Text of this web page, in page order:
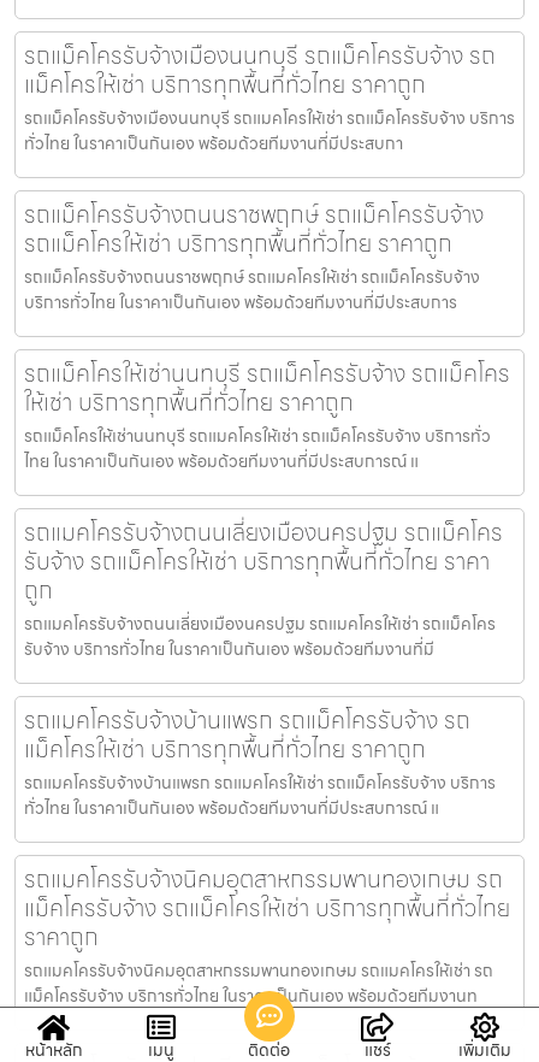
รถแม็คโครรับจ้างเมืองนนทบุรี รถแม็คโครรับจ้าง รถ
แม็คโครให้เช่า บริการทุกพื้นที่ทั่วไทย ราคาถูก
รถแม็คโครรับจ้างเมืองนนทบุรี รถแมคโครให้เช่า รถแม็คโครรับจ้าง บริการ
ทั่วไทย ในราคาเป็นกันเอง พร้อมด้วยทีมงานที่มีประสบกา
รถแม็คโครรับจ้างถนนราชพฤกษ์ รถแม็คโครรับจ้าง
รถแม็คโครให้เช่า บริการทุกพื้นที่ทั่วไทย ราคาถูก
รถแม็คโครรับจ้างถนนราชพฤกษ์ รถแมคโครให้เช่า รถแม็คโครรับจ้าง
บริการทั่วไทย ในราคาเป็นกันเอง พร้อมด้วยทีมงานที่มีประสบการ
รถแม็คโครให้เช่านนทบุรี รถแม็คโครรับจ้าง รถแม็คโคร
ให้เช่า บริการทุกพื้นที่ทั่วไทย ราคาถูก
รถแม็คโครให้เช่านนทบุรี รถแมคโครให้เช่า รถแม็คโครรับจ้าง บริการทั่ว
ไทย ในราคาเป็นกันเอง พร้อมด้วยทีมงานที่มีประสบการณ์ แ
รถแมคโครรับจ้างถนนเลี่ยงเมืองนครปฐม รถแม็คโคร
รับจ้าง รถแม็คโครให้เช่า บริการทุกพื้นที่ทั่วไทย ราคา
ถูก
รถแมคโครรับจ้างถนนเลี่ยงเมืองนครปฐม รถแมคโครให้เช่า รถแม็คโคร
รับจ้าง บริการทั่วไทย ในราคาเป็นกันเอง พร้อมด้วยทีมงานที่มี
รถแมคโครรับจ้างบ้านแพรก รถแม็คโครรับจ้าง รถ
แม็คโครให้เช่า บริการทุกพื้นที่ทั่วไทย ราคาถูก
รถแมคโครรับจ้างบ้านแพรก รถแมคโครให้เช่า รถแม็คโครรับจ้าง บริการ
ทั่วไทย ในราคาเป็นกันเอง พร้อมด้วยทีมงานที่มีประสบการณ์ แ
รถแมคโครรับจ้างนิคมอุตสาหกรรมพานทองเกษม รถ
แม็คโครรับจ้าง รถแม็คโครให้เช่า บริการทุกพื้นที่ทั่วไทย
ราคาถูก
รถแมคโครรับจ้างนิคมอุตสาหกรรมพานทองเกษม รถแมคโครให้เช่า รถ
แม็คโครรับจ้าง บริการทั่วไทย ในราคาเป็นกันเอง พร้อมด้วยทีมงานท
หน้าหลัก เมนู ติดต่อ แชร์ เพิ่มเติม